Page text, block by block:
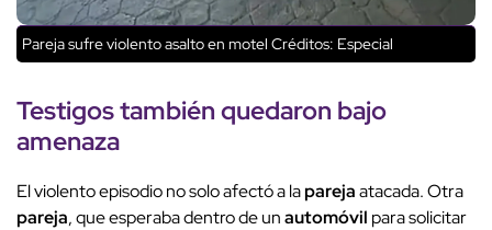
Pareja sufre violento asalto en motel Créditos: Especial
Testigos también quedaron bajo
amenaza
El violento episodio no solo afectó a laparejaatacada. Otra
pareja, que esperaba dentro de unautomóvil para solicitar